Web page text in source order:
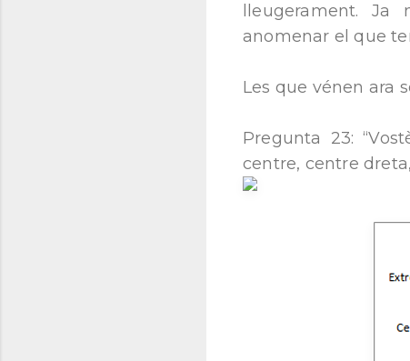
lleugerament.
anomenar el que
Les que vénen ara
Pregunta 23:
centre, centre